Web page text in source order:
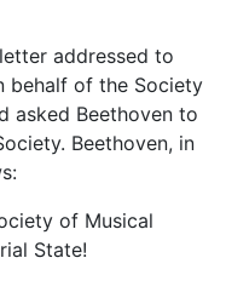
addressed to
behalf of the Society
asked Beethoven to
Beethoven, in
of Musical
State!